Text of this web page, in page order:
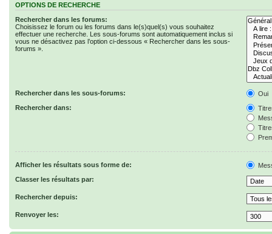
OPTIONS DE RECHERCHE
Rechercher dans les forums:
Choisissez le forum ou les forums dans le(s)quel(s) vous souhaitez
effectuer une recherche. Les sous-forums sont automatiquement inclus si
vous ne désactivez pas l’option ci-dessous « Rechercher dans les sous-
forums ».
Rechercher dans les sous-forums:
Oui
Rechercher dans:
Afficher les résultats sous forme de:
Classer les résultats par:
Rechercher depuis:
Renvoyer les: